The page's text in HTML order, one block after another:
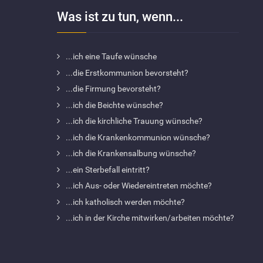
Was ist zu tun, wenn...
...ich eine Taufe wünsche
...die Erstkommunion bevorsteht?
...die Firmung bevorsteht?
...ich die Beichte wünsche?
...ich die kirchliche Trauung wünsche?
...ich die Krankenkommunion wünsche?
...ich die Krankensalbung wünsche?
...ein Sterbefall eintritt?
...ich Aus- oder Wiedereintreten möchte?
...ich katholisch werden möchte?
...ich in der Kirche mitwirken/arbeiten möchte?